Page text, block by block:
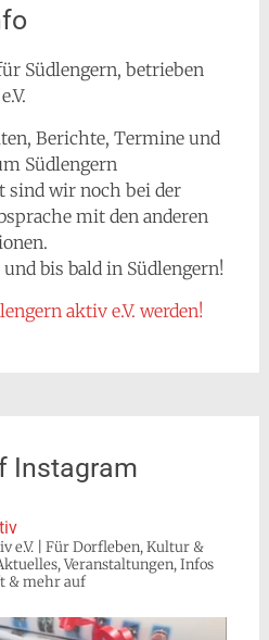
Südlengern, betrieben
Berichte, Termine und
Südlengern
sind wir noch bei der
mit den anderen
bis bald in Südlengern!
aktiv e.V. werden!
Instagram
e.V. | Für Dorfleben, Kultur &
Veranstaltungen, Infos
& mehr auf